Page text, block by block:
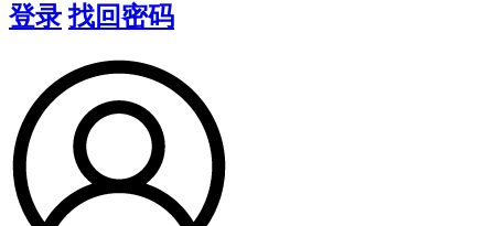
登录 找回密码